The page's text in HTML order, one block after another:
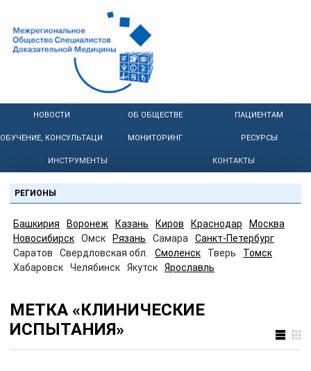
НОВОСТИ ОБ ОБЩЕСТВЕ ПАЦИЕНТАМ
ОБУЧЕНИЕ, КОНСУЛЬТАЦИИ МОНИТОРИНГ РЕСУРСЫ
ИНСТРУМЕНТЫ КОНТАКТЫ
РЕГИОНЫ
Башкирия Воронеж Казань Киров Краснодар
Москва
Новосибирск
Омск Рязань Самара
Санкт-Петербург
Саратов
Свердловская обл. Смоленск Тверь
Томск
Хабаровск
Челябинск Якутск Ярославль
МЕТКА «КЛИНИЧЕСКИЕ
ИСПЫТАНИЯ»